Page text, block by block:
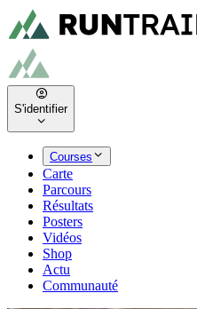
S'identifier
Courses
Carte
Parcours
Résultats
Posters
Vidéos
Shop
Actu
Communauté